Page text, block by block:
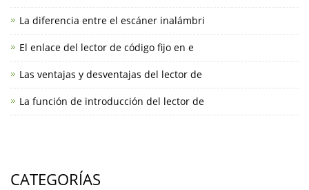
La diferencia entre el escáner inalámbri
El enlace del lector de código fijo en e
Las ventajas y desventajas del lector de
La función de introducción del lector de
CATEGORÍAS